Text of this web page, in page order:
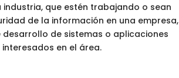
que estén trabajando o sean
de la información en una empresa,
de sistemas o aplicaciones
en el área.